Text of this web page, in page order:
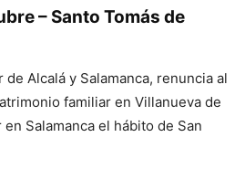
– Santo Tomás de
Alcalá y Salamanca, renuncia al
familiar en Villanueva de
Salamanca el hábito de San